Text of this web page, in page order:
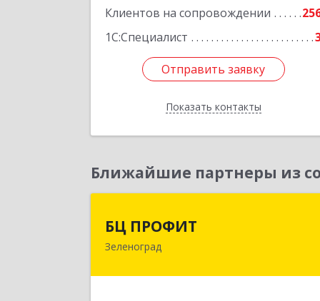
Клиентов на сопровождении
1С:Специалист
Отправить заявку
Показать контакты
Отправить заявку
Назад
Ближайшие партнеры из
БЦ ПРОФИТ
Зеленоград124482, Москва г, Зеленоград г,